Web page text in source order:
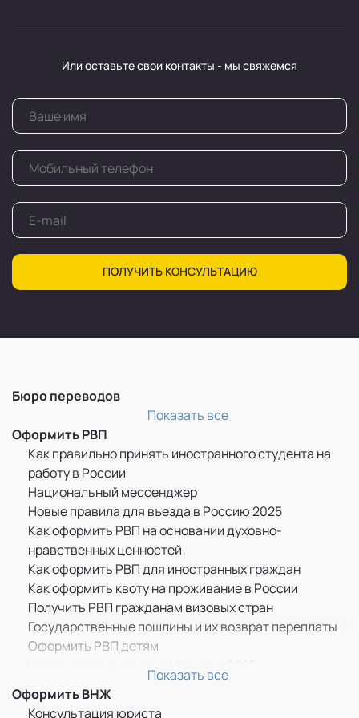
Или оставьте свои контакты - мы свяжемся
ПОЛУЧИТЬ КОНСУЛЬТАЦИЮ
Бюро переводов
Перевод и легализация документов
Показать все
Оформить РВП
Как правильно принять иностранного студента на
работу в России
Национальный мессенджер
Новые правила для въезда в Россию 2025
Как оформить РВП на основании духовно-
нравственных ценностей
Как оформить РВП для иностранных граждан
Как оформить квоту на проживание в России
Получить РВП гражданам визовых стран
Государственные пошлины и их возврат переплаты
Оформить РВП детям
ММЦ САХАРОВО
Показать все
Оформить ВНЖ
Консультация юриста